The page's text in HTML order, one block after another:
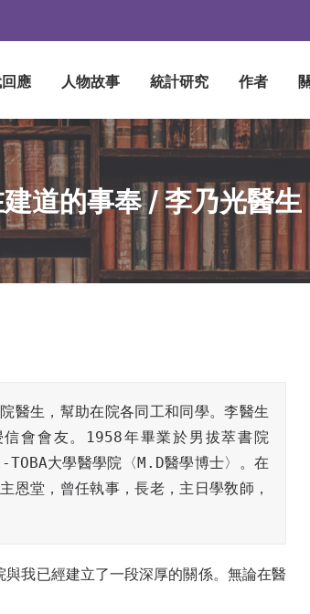
應 人物故事 統計研究 作者
道的事奉 / 李乃光醫生
醫生，幫助在院各同工和同學。李醫生
會會友。1958年畢業於男拔萃書院
大學醫學院〈M.D醫學博士〉。在
恩堂，曾任執事，長老，主日學敎師，
我已經建立了一段深厚的關係。無論在醫